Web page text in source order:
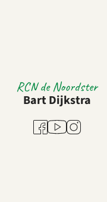
RCN de Noordster
Bart Dijkstra
Facebook
YoutubeInstagram